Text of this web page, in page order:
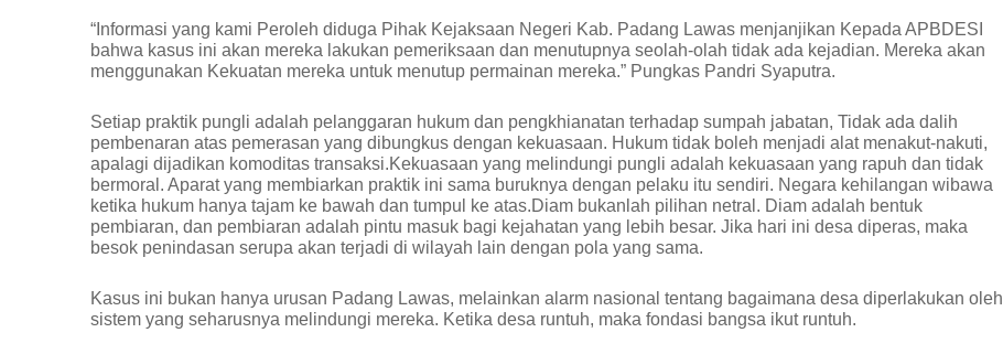
“Informasi yang kami Peroleh diduga Pihak Kejaksaan Negeri Kab. Padang Lawas menjanjikan Kepada APBDESI
bahwa kasus ini akan mereka lakukan pemeriksaan dan menutupnya seolah-olah tidak ada kejadian. Mereka akan
menggunakan Kekuatan mereka untuk menutup permainan mereka.” Pungkas Pandri Syaputra.
Setiap praktik pungli adalah pelanggaran hukum dan pengkhianatan terhadap sumpah jabatan, Tidak ada dalih
pembenaran atas pemerasan yang dibungkus dengan kekuasaan. Hukum tidak boleh menjadi alat menakut-nakuti,
apalagi dijadikan komoditas transaksi.Kekuasaan yang melindungi pungli adalah kekuasaan yang rapuh dan tidak
bermoral. Aparat yang membiarkan praktik ini sama buruknya dengan pelaku itu sendiri. Negara kehilangan wibawa
ketika hukum hanya tajam ke bawah dan tumpul ke atas.Diam bukanlah pilihan netral. Diam adalah bentuk
pembiaran, dan pembiaran adalah pintu masuk bagi kejahatan yang lebih besar. Jika hari ini desa diperas, maka
besok penindasan serupa akan terjadi di wilayah lain dengan pola yang sama.
Kasus ini bukan hanya urusan Padang Lawas, melainkan alarm nasional tentang bagaimana desa diperlakukan oleh
sistem yang seharusnya melindungi mereka. Ketika desa runtuh, maka fondasi bangsa ikut runtuh.